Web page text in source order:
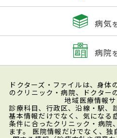
病気
病院
ドクターズ・ファイルは、身体
のクリニック・病院、ドクター
地域医療情報サ
診療科目、行政区、沿線・駅、
基本情報だけでなく、気になる
条件に合ったクリニック・病院
ます。 医院情報だけでなく、